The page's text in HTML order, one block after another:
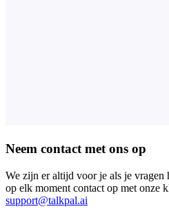
Neem contact met ons op
We zijn er altijd voor je als je
op elk moment contact op met onze
support@talkpal.ai